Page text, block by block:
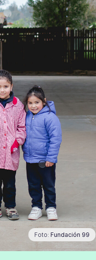
Foto: Fundación 99